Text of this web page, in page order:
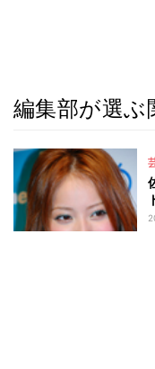
編集部が選ぶ